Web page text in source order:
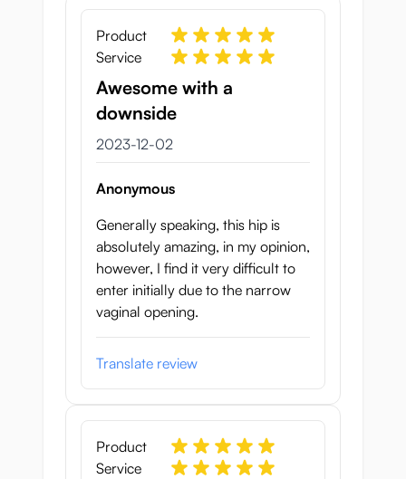
Product
Service
Awesome with a
downside
2 december 2023
2023-12-02
Anonymous
Generally speaking, this hip is
absolutely amazing, in my opinion,
however, I find it very difficult to
enter initially due to the narrow
vaginal opening.
Translate review
Product
Service